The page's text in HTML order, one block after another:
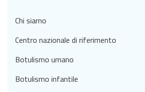
Chi siamo
Centro nazionale di riferimento
Botulismo umano
Botulismo infantile